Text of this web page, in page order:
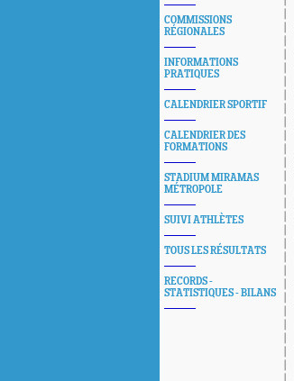
COMMISSIONS
RÉGIONALES
INFORMATIONS
PRATIQUES
CALENDRIER SPORTIF
CALENDRIER DES
FORMATIONS
STADIUM MIRAMAS
MÉTROPOLE
SUIVI ATHLÈTES
TOUS LES RÉSULTATS
RECORDS -
STATISTIQUES - BILANS